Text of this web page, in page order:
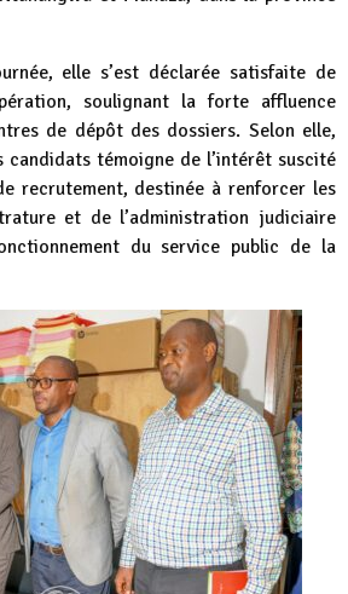
elle s’est déclarée satisfaite de
soulignant la forte affluence
de dépôt des dossiers. Selon elle,
témoigne de l’intérêt suscité
recrutement, destinée à renforcer les
et de l’administration judiciaire
du service public de la